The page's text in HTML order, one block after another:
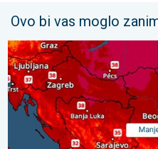
Ovo bi vas moglo
Bliži se osvježenje s